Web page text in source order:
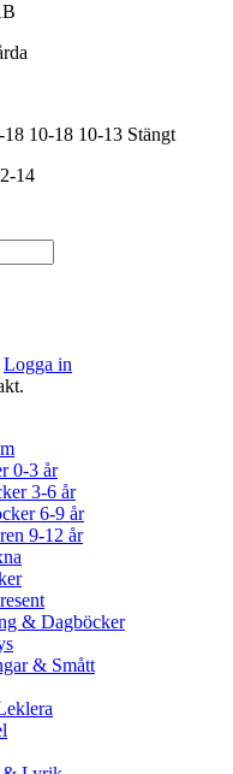
18 10-18 10-13 Stängt
14
Logga in
0-3 år
3-6 år
6-9 år
9-12 år
& Dagböcker
& Smått